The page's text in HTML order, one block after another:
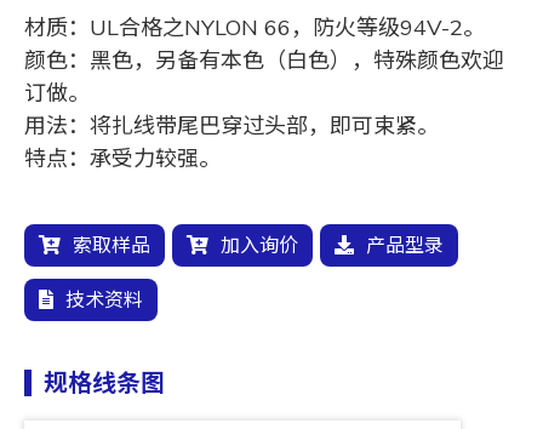
材质：UL合格之NYLON 66，防火等级94V-2。
颜色：黑色，另备有本色（白色），特殊颜色欢迎
订做。
用法：将扎线带尾巴穿过头部，即可束紧。
特点：承受力较强。
索取样品 加入询价 产品型录
技术资料
规格线条图